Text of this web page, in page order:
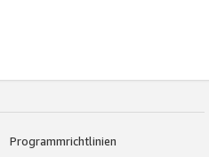
Programmrichtlinien